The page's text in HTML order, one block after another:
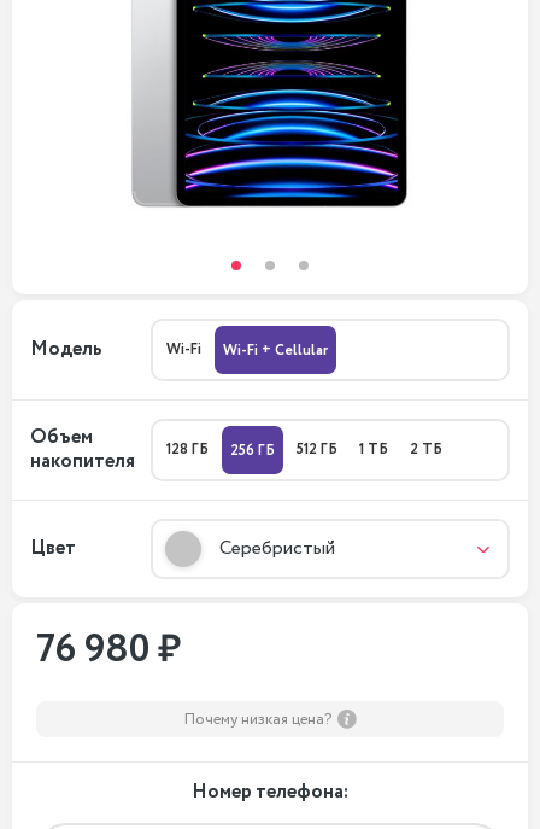
Модель Wi-Fi Wi-Fi + Cellular
Объем
накопителя
128 ГБ 256 ГБ 512 ГБ 1 ТБ 2 ТБ
Цвет Серебристый
76 980 ₽
Почему низкая цена?
Номер телефона: